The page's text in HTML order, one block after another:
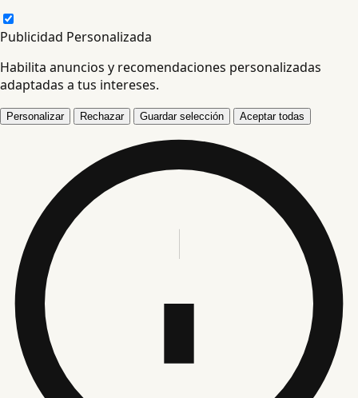
Publicidad Personalizada
Habilita anuncios y recomendaciones personalizadas
adaptadas a tus intereses.
Personalizar Rechazar Guardar selección Aceptar todas